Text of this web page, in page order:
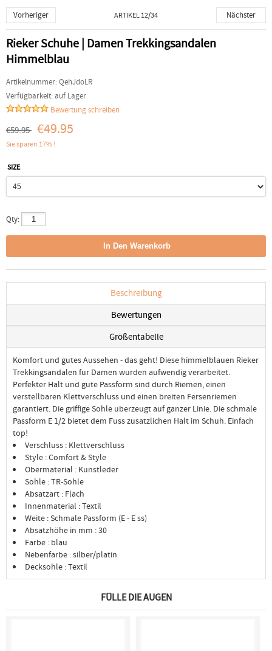
Vorheriger ARTIKEL 12/34 Nächster
Rieker Schuhe | Damen Trekkingsandalen
Himmelblau
Artikelnummer:QehJdoLR
Verfügbarkeit:auf Lager
Bewertung schreiben
€59.95 €49.95
Sie sparen 17% !
SIZE
Qty:
Beschreibung
Bewertungen
Größentabelle
Komfort und gutes Aussehen - das geht! Diese himmelblauen Rieker
Trekkingsandalen fur Damen wurden aufwendig verarbeitet.
Perfekter Halt und gute Passform sind durch Riemen, einen
verstellbaren Klettverschluss und einen breiten Fersenriemen
garantiert. Die griffige Sohle uberzeugt auf ganzer Linie. Die schmale
Passform E 1/2 bietet dem Fuss zusatzlichen Halt im Schuh. Einfach
top!
Verschluss : Klettverschluss
Style : Comfort & Style
Obermaterial : Kunstleder
Sohle : TR-Sohle
Absatzart : Flach
Innenmaterial : Textil
Weite : Schmale Passform (E - E ss)
Absatzhöhe in mm : 30
Farbe : blau
Nebenfarbe : silber/platin
Decksohle : Textil
FÜLLE DIE AUGEN